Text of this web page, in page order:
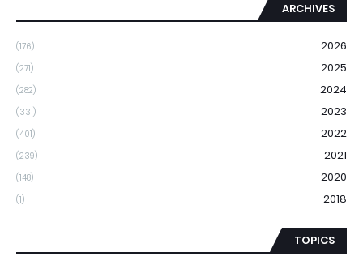
ARCHIVES
2026
(176)
2025
(271)
2024
(282)
2023
(331)
2022
(401)
2021
(239)
2020
(148)
2018
(1)
TOPICS